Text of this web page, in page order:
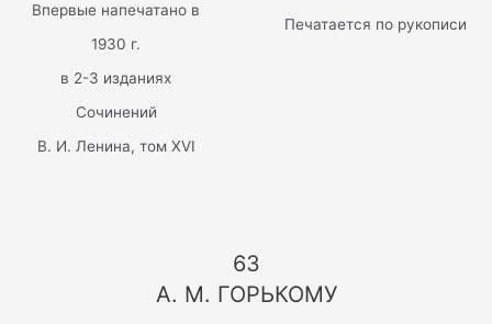
Впервые напечатано в
1930 г.
в 2-3 изданиях
Сочинений
В. И. Ленина, том XVI
Печатается по рукописи
63
А. М. ГОРЬКОМУ